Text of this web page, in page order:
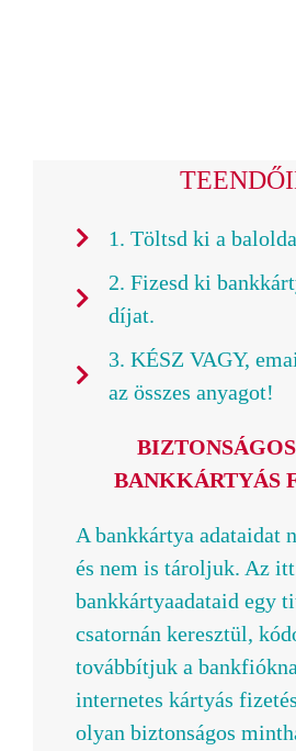
1. Töltsd ki a
2. Fizesd ki
díjat.
3. KÉSZ VAGY,
az összes anyagot!
BANKKÁRTYÁS
A bankkártya adataidat
és nem is tároljuk. Az
bankkártyaadataid egy
csatornán keresztül,
továbbítjuk a
internetes kártyás
olyan biztonságos